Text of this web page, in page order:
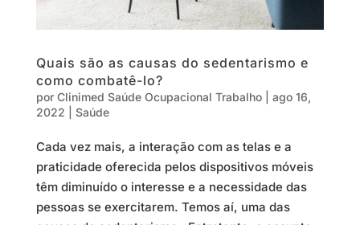
Quais são as causas do sedentarismo e
como combatê-lo?
por Clinimed Saúde Ocupacional Trabalho| ago 16,
2022
Saúde
Cada vez mais, a interação com as telas e a
praticidade oferecida pelos dispositivos móveis
têm diminuído o interesse e a necessidade das
pessoas se exercitarem. Temos aí, uma das